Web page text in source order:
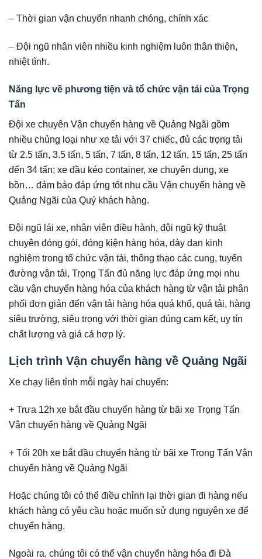
– Thời gian vận chuyển nhanh chóng, chính xác
– Đội ngũ nhân viên nhiều kinh nghiệm luôn thân thiện,
nhiệt tình.
Năng lực về phương tiện và tổ chức vận tải của Trọng
Tấn
Đội xe chuyên Vận chuyển hàng về Quảng Ngãi gồm
nhiều chủng loại như xe tải với 37 chiếc, đủ các trọng tải
từ 2.5 tấn, 3.5 tấn, 5 tấn, 7 tấn, 8 tấn, 12 tấn, 15 tấn, 25 tấn
đến 34 tấn; xe đầu kéo container, xe chuyên dụng, xe
bồn… đảm bảo đáp ứng tốt nhu cầu Vận chuyển hàng về
Quảng Ngãi của Quý khách hàng.
Đội ngũ lái xe, nhân viên điều hành, đội ngũ kỹ thuật
chuyên đóng gói, đóng kiện hàng hóa, dày dạn kinh
nghiệm trong tổ chức vận tải, thông thạo các cung, tuyến
đường vận tải, Trọng Tấn đủ năng lực đáp ứng mọi nhu
cầu vận chuyển hàng hóa của khách hàng từ vận tải phân
phối đơn giản đến vận tải hàng hóa quá khổ, quá tải, hàng
siêu trường, siêu trọng với thời gian đúng cam kết, uy tín
chất lượng và giá cả hợp lý.
Lịch trình Vận chuyển hàng về Quảng Ngãi
Xe chạy liên tỉnh mỗi ngày hai chuyến:
+ Trưa 12h xe bắt đầu chuyển hàng từ bãi xe Trọng Tấn
Vận chuyển hàng về Quảng Ngãi
+ Tối 20h xe bắt đầu chuyển hàng từ bãi xe Trọng Tấn Vận
chuyển hàng về Quảng Ngãi
Hoặc chúng tôi có thể điều chỉnh lại thời gian đi hàng nếu
khách hàng có yêu cầu hoặc muốn sử dụng nguyên xe để
chuyển hàng.
Ngoài ra, chúng tôi có thể vận chuyển hàng hóa đi Đà